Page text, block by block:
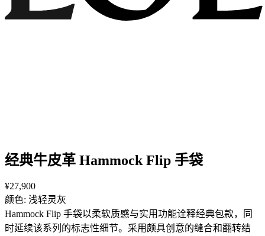
经典牛皮革 Hammock Flip 手袋
¥27,900
颜色: 浅轻灵灰
Hammock Flip 手袋以柔软质感与实用功能诠释经典包款，同
时延续该系列的标志性细节。采用颇具创意的缝合和翻转结